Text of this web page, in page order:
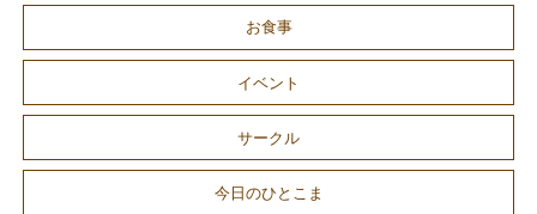
お食事
イベント
サークル
今日のひとこま